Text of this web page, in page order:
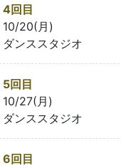
4回目
10/20(月)
ダンススタジオ
5回目
10/27(月)
ダンススタジオ
6回目